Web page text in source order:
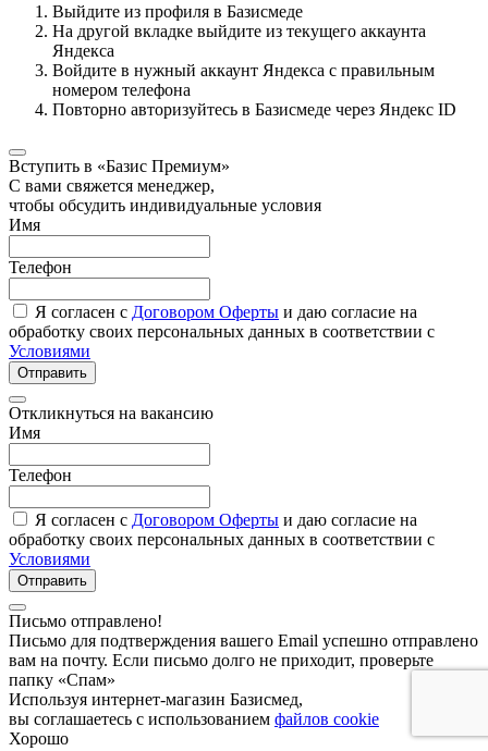
Выйдите из профиля в Базисмеде
На другой вкладке выйдите из текущего аккаунта
Яндекса
Войдите в нужный аккаунт Яндекса с правильным
номером телефона
Повторно авторизуйтесь в Базисмеде через Яндекс ID
Вступить в «Базис Премиум»
С вами свяжется менеджер,
чтобы обсудить индивидуальные условия
Имя
Телефон
Я согласен с Договором Оферты и даю согласие на
обработку своих персональных данных в соответствии с
Условиями
Отправить
Откликнуться на вакансию
Имя
Телефон
Я согласен с Договором Оферты и даю согласие на
обработку своих персональных данных в соответствии с
Условиями
Отправить
Письмо отправлено!
Письмо для подтверждения вашего Email успешно отправлено
вам на почту. Если письмо долго не приходит, проверьте
папку «Спам»
Используя интернет-магазин Базисмед,
вы соглашаетесь с использованием файлов cookie
Хорошо